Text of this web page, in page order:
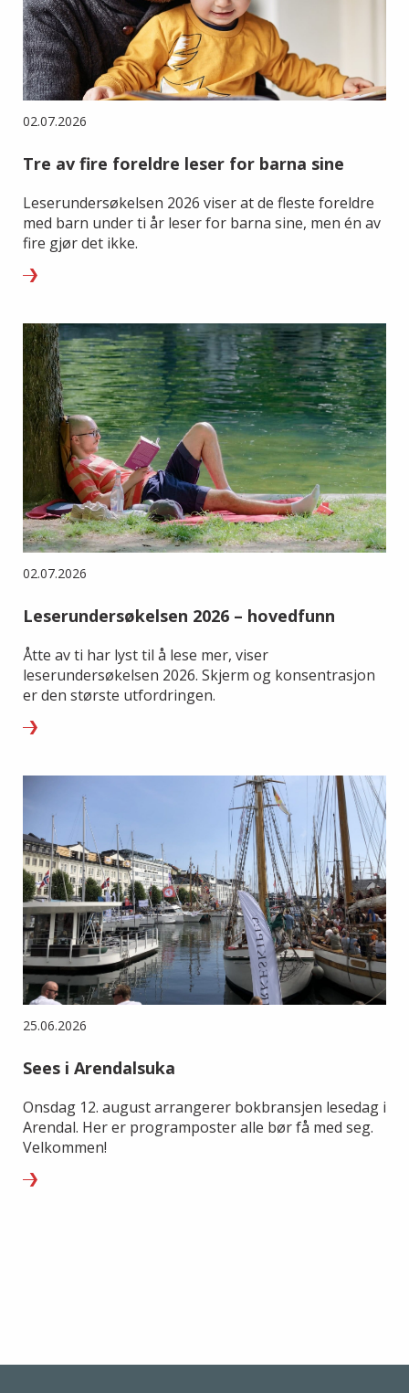
02.07.2026
Tre av fire foreldre leser for barna sine
Leserundersøkelsen 2026 viser at de fleste foreldre
med barn under ti år leser for barna sine, men én av
fire gjør det ikke.
02.07.2026
Leserundersøkelsen 2026 – hovedfunn
Åtte av ti har lyst til å lese mer, viser
leserundersøkelsen 2026. Skjerm og konsentrasjon
er den største utfordringen.
25.06.2026
Sees i Arendalsuka
Onsdag 12. august arrangerer bokbransjen lesedag i
Arendal. Her er programposter alle bør få med seg.
Velkommen!